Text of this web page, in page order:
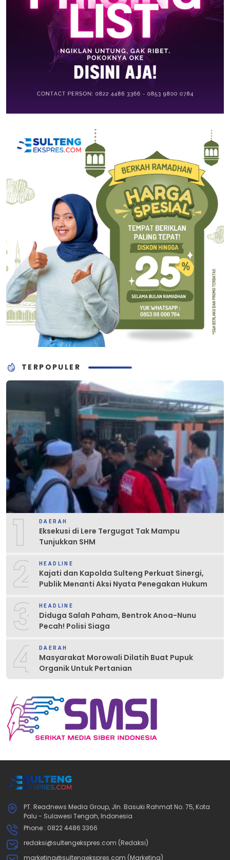
TERPOPULER
1 DAERAH
Eksekusi di Lere Tergugat Tak Mampu
Tunjukkan SHM
2 HEADLINE
Kajati dan Kapolda Sulteng Perkuat Sinergi,
Publik Menanti Aksi Nyata Penegakan Hukum
3 HEADLINE
Diduga Salah Paham, Bentrok Anoa-Nunu
Pecah! Polisi Siaga
4 DAERAH
Masyarakat Morowali Dilatih Buat Pupuk
Organik Untuk Pertanian
PT. Readnews Media Group, Jln. Basuki Rahmat No. 75, Kota
Palu - Sulawesi Tengah, Indonesia
Phone : 0822 4486 3366
redaksi@sultengekspres.com (Redaksi)
marketing@sultengekspres.com (Marketing)